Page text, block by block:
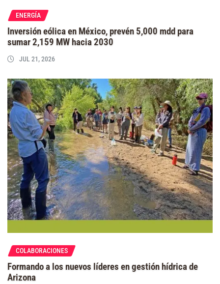
ENERGÍA
Inversión eólica en México, prevén 5,000 mdd para
sumar 2,159 MW hacia 2030
JUL 21, 2026
COLABORACIONES
Formando a los nuevos líderes en gestión hídrica de
Arizona